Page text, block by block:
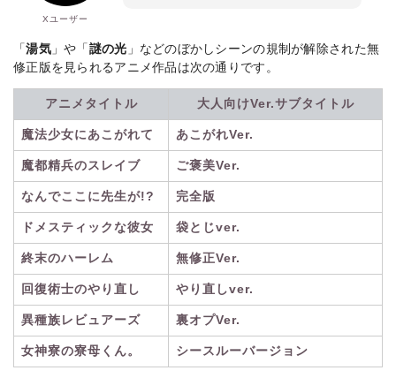
Xユーザー
「湯気」や「 謎の光 」などのぼかしシーンの規制が解除された無
修正版を見られるアニメ作品は次の通りです。
アニメタイトル 大人向けVer.サブタイトル
魔法少女にあこがれて あこがれVer.
魔都精兵のスレイブ ご褒美Ver.
なんでここに先生が!? 完全版
ドメスティックな彼女 袋とじver.
終末のハーレム 無修正Ver.
回復術士のやり直し やり直しver.
異種族レビュアーズ 裏オプVer.
女神寮の寮母くん。 シースルーバージョン